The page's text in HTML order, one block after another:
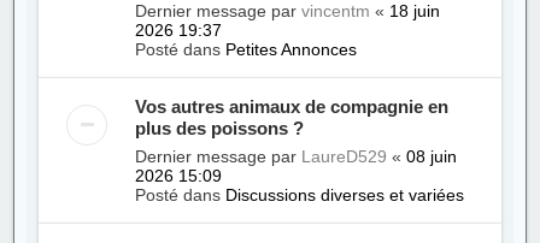
Dernier message parvincentm « 18 juin
2026 19:37
Posté dans Petites Annonces
Vos autres animaux de compagnie en
plus des poissons ?
Dernier message par LaureD529 «08 juin
2026 15:09
Posté dans Discussions diverses et variées